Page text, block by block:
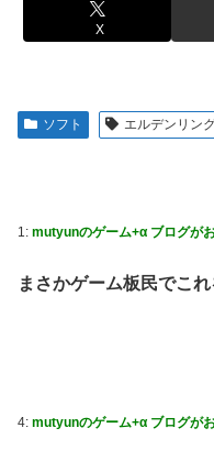
【画像】ハンターハン
させてしまうｗｗｗｗ
決定！最新の「発売日
実際『ゼルダ 時オカ
【悲報】女さん、歩行
海外「日本人はなん
はモテない奴確定らし
はモテない奴確定ら
な？？？？？？？
海外「日本は戦勝国
【悲報画像】イキリた
してしまう
【動画】タイのティ
【悲報】『メイドイ
X
ソフト エルデンリン
1: mutyunのゲーム+α ブログがお
まさかゲーム板民でこ
4: mutyunのゲーム+α ブログがお